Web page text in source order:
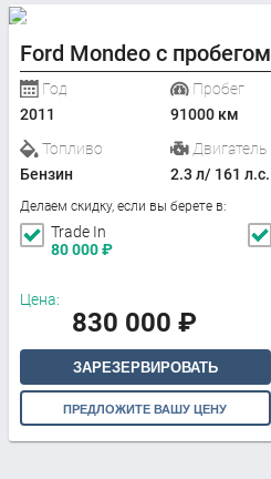
Ford Mondeo с пробегом
Год
2011
Пробег
91000 км
Топливо
Бензин
Двигатель
2.3 л/ 161 л.с.
Делаем скидку, если вы берете в:
Trade In
80 000₽
Цена:
830 000 ₽
ЗАРЕЗЕРВИРОВАТЬ
ПРЕДЛОЖИТЕ ВАШУ ЦЕНУ